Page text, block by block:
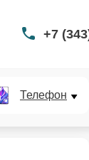
+7
Телефон